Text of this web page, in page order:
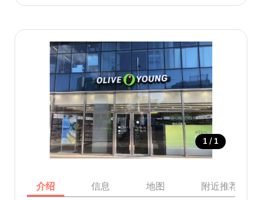
1 / 1
介绍 信息 地图 附近推荐景点